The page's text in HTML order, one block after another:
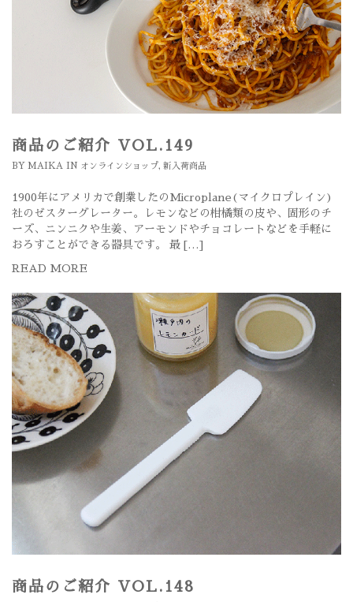
商品のご紹介 VOL.149
BY MAIKA IN オンラインショップ, 新入荷商品
1900年にアメリカで創業したのMicroplane(マイクロプレイン)
社のゼスターグレーター。レモンなどの柑橘類の皮や、固形のチ
ーズ、ニンニクや生姜、アーモンドやチョコレートなどを手軽に
おろすことができる器具です。 最 […]
READ MORE
商品のご紹介 VOL.148